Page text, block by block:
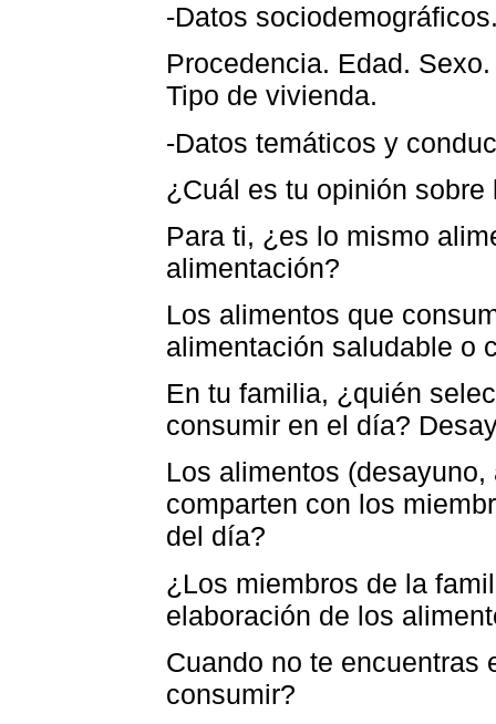
-Datos
Procedencia. Edad.
Tipo de vivienda.
-Datos temáticos y
¿Cuál es tu opinión
Para ti, ¿es lo mismo
alimentación?
Los alimentos que
alimentación saludable o
En tu familia, ¿quién
consumir en el día?
Los alimentos
comparten con los
del día?
¿Los miembros de la
elaboración de los
Cuando no te encuentras
consumir?